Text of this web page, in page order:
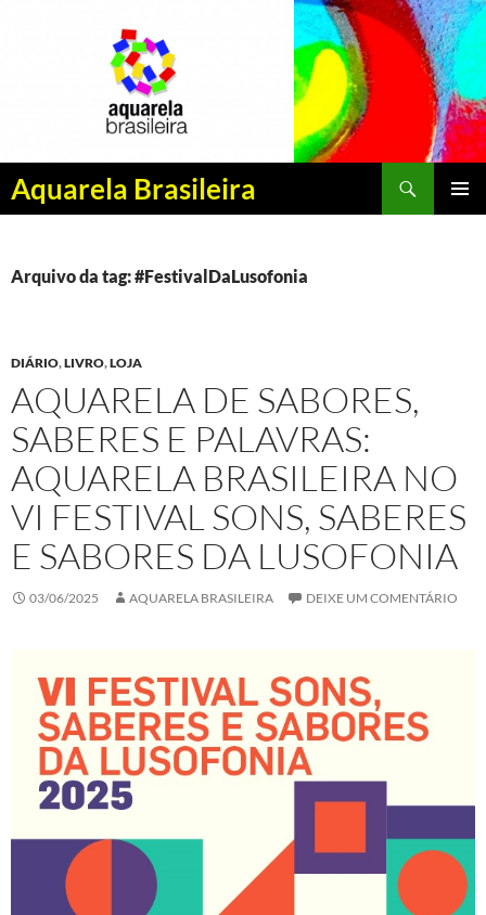
Aquarela Brasileira
Pesquisar
PULAR
CONTEÚDO
Arquivo da tag: #FestivalDaLusofonia
DIÁRIO,LIVRO,LOJA
AQUARELA DE SABORES,
SABERES E PALAVRAS:
AQUARELA BRASILEIRA NO
VI FESTIVAL SONS, SABERES
E SABORES DA LUSOFONIA
03/06/2025 AQUARELA BRASILEIRA DEIXE UM COMENTÁRIO